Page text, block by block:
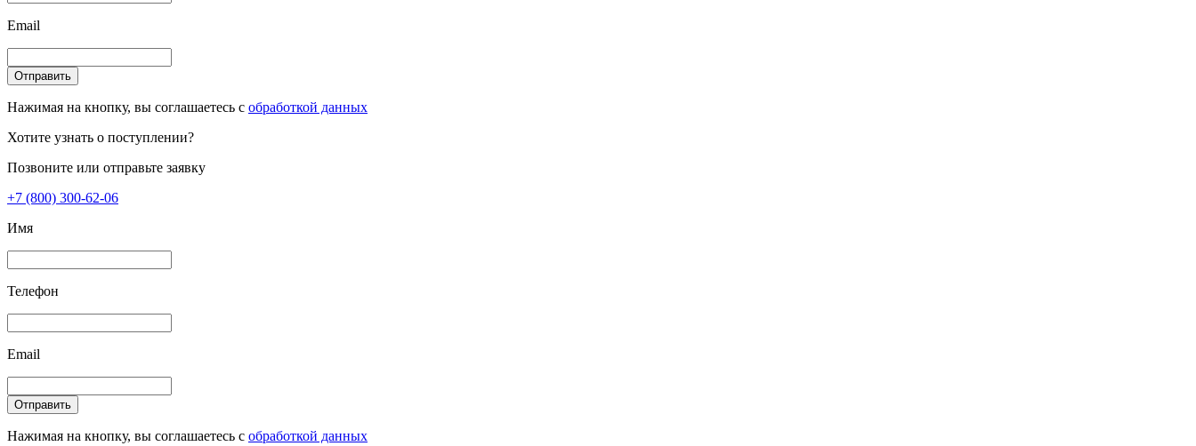
Email
Отправить
Нажимая на кнопку, вы соглашаетесь с обработкой данных
Хотите узнать о поступлении?
Позвоните или отправьте заявку
+7 (800) 300-62-06
Имя
Телефон
Email
Отправить
Нажимая на кнопку, вы соглашаетесь с обработкой данных